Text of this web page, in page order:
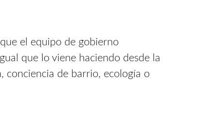
el equipo de gobierno
que lo viene haciendo desde la
conciencia de barrio, ecología o